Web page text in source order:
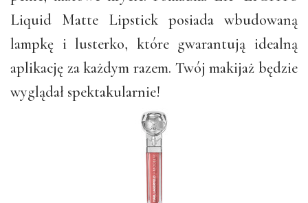
Liquid Matte Lipstick posiada wbudowaną
lampkę i lusterko, które gwarantują idealną
aplikację za każdym razem. Twój makijaż będzie
wyglądał spektakularnie!